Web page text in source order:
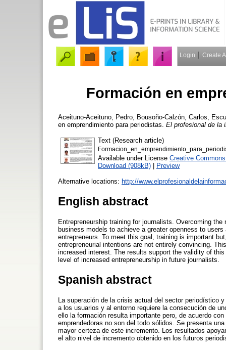
Login Create
Formación en
Aceituno-Aceituno, Pedro Bousoño-Calzón, Carlos
en emprendimiento para periodistas. El profesional de la
Text (Research article)
Available under License Creative
Download (908kB) | Preview
Alternative locations: http://
English abstract
Entrepreneurship training for journalists. Overcoming
business models to achieve a greater openness to
entrepreneurs. To meet this goal, training is important
entrepreneurial intentions are not entirely convincing.
increased interest. The results support the validity of
level of increased entrepreneurship in future journalists.
Spanish abstract
La superación de la crisis actual del sector periodístico
a los usuarios y al entorno requiere la consecución de
ello la formación resulta importante pero, de acuerdo
emprendedoras no son del todo sólidos. Se presenta
mayor certeza de este incremento. Los resultados
el alto nivel de incremento obtenido en los futuros